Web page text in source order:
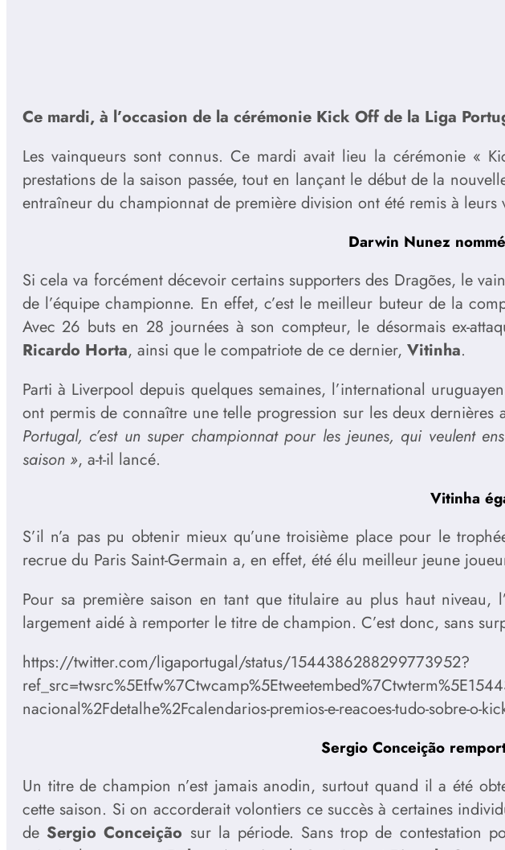
Ce mardi, à l’occasion de la cérémonie Kick Off de la Liga
Les vainqueurs sont connus. Ce mardi avait lieu la cérémonie «
prestations de la saison passée, tout en lançant le début de la
entraîneur du championnat de première division ont été remis à leurs
Darwin Nunez
Si cela va forcément décevoir certains supporters des Dragões, le
de l’équipe championne. En effet, c’est le meilleur buteur de la
Avec 26 buts en 28 journées à son compteur, le désormais ex-
Ricardo Horta, ainsi que le compatriote de ce dernier, Vitinha.
Parti à Liverpool depuis quelques semaines, l’international
ont permis de connaître une telle progression sur les deux dernières
Portugal, c’est un super championnat pour les jeunes, qui veulent
saison », a-t-il lancé.
Vitinha
S’il n’a pas pu obtenir mieux qu’une troisième place pour le
recrue du Paris Saint-Germain a, en effet, été élu meilleur jeune
Pour sa première saison en tant que titulaire au plus haut niveau,
largement aidé à remporter le titre de champion. C’est donc, sans
https://twitter.com/ligaportugal/status/1544386288299773952?
nacional%2Fdetalhe%2Fcalendarios-premios-e-reacoes-tudo-sobre-o-
Sergio Conceição
Un titre de champion n’est jamais anodin, surtout quand il a été
cette saison. Si on accorderait volontiers ce succès à certaines
de Sergio Conceição sur la période. Sans trop de contestation